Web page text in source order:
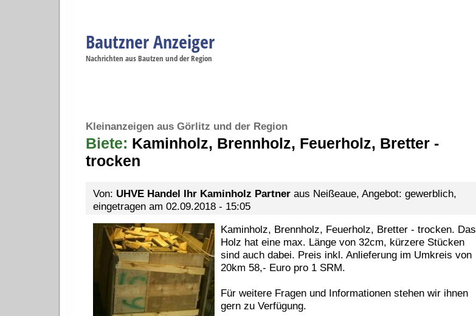
Bautzner Anzeiger
Nachrichten aus Bautzen und der Region
Kleinanzeigen aus Görlitz und der Region
Biete: Kaminholz, Brennholz, Feuerholz, Bretter -
trocken
Von: UHVE Handel Ihr Kaminholz Partneraus Neißeaue, Angebot: gewerblich,
eingetragen am 02.09.2018 - 15:05
Kaminholz, Brennholz, Feuerholz, Bretter - trocken. Das
Holz hat eine max. Länge von 32cm, kürzere Stücken
sind auch dabei. Preis inkl. Anlieferung im Umkreis von
20km 58,- Euro pro 1 SRM.
Für weitere Fragen und Informationen stehen wir ihnen
gern zu Verfügung.